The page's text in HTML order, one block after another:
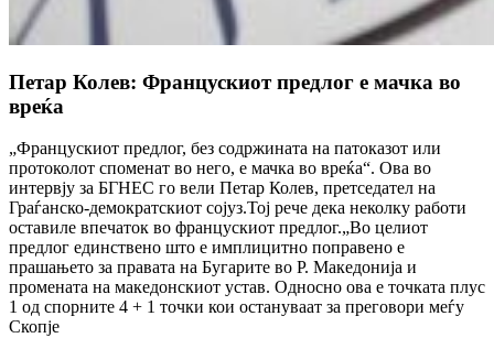
Петар Колев: Францускиот предлог е мачка во
вреќа
„Францускиот предлог, без содржината на патоказот или
протоколот споменат во него, е мачка во вреќа“. Ова во
интервју за БГНЕС го вели Петар Колев, претседател на
Граѓанско-демократскиот сојуз.Тој рече дека неколку работи
оставиле впечаток во францускиот предлог.„Во целиот
предлог единствено што е имплицитно поправено е
прашањето за правата на Бугарите во Р. Македонија и
промената на македонскиот устав. Односно ова е точката плус
1 од спорните 4 + 1 точки кои остануваат за преговори меѓу
Скопје